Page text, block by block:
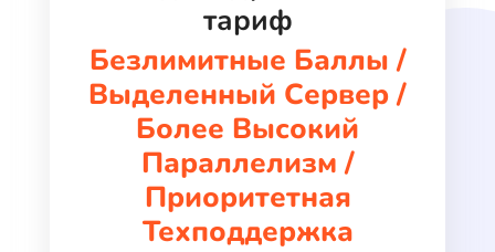
тариф
Безлимитные Баллы /
Выделенный Сервер /
Более Высокий
Параллелизм /
Приоритетная
Техподдержка